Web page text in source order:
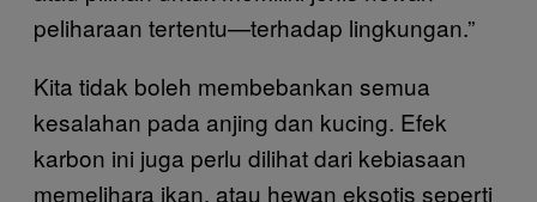
peliharaan tertentu—terhadap lingkungan.”
Kita tidak boleh membebankan semua
kesalahan pada anjing dan kucing. Efek
karbon ini juga perlu dilihat dari kebiasaan
memelihara ikan, atau hewan eksotis seperti